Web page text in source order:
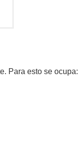
Para esto se ocupa: